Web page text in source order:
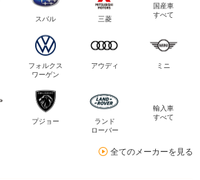
スバル 三菱
国産車
すべて
フォルクス
ワーゲン
アウディ ミニ
プジョー
ランド
ローバー
輸入車
すべて
全てのメーカーを見る